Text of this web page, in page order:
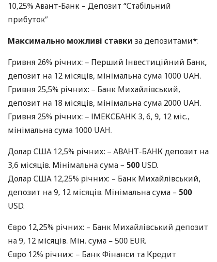
10,25% Авант-Банк – Депозит “Стабільний
прибуток”
Максимально можливі ставки за депозитами*:
Гривня 26% річних: – Перший Інвестиційний Банк,
депозит на 12 місяців, мінімальна сума 1000 UAH.
Гривня 25,5% річних: – Банк Михайлівський,
депозит на 18 місяців, мінімальна сума 2000 UAH.
Гривня 25% річних: – ІМЕКСБАНК 3, 6, 9, 12 міс.,
мінімальна сума 1000 UAH.
ДоларСША 12,5% річних: – АВАНТ-БАНКдепозит на
3,6 місяців. Мінімальна сума – 500 USD.
ДоларСША 12,25% річних: – Банк Михайлівський,
депозит на 9, 12 місяців. Мінімальна сума – 500
USD.
Євро 12,25% річних: – Банк Михайлівський депозит
на 9, 12 місяців. Мін. сума – 500 EUR.
Євро 12% річних: – Банк Фінанси та Кредит